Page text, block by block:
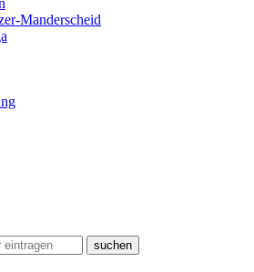
Manderscheid
suchen